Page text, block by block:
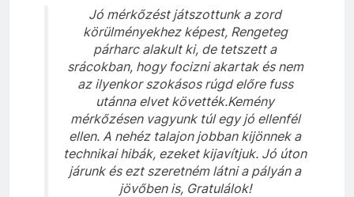
Jó mérkőzést játszottunk a zord
körülményekhez képest, Rengeteg
párharc alakult ki, de tetszett a
srácokban, hogy focizni akartak és nem
az ilyenkor szokásos rúgd előre fuss
utánna elvet követték.Kemény
mérkőzésen vagyunk túl egy jó ellenfél
ellen. A nehéz talajon jobban kijönnek a
technikai hibák, ezeket kijavítjuk. Jó úton
járunk és ezt szeretném látni a pályán a
jövőben is, Gratulálok!